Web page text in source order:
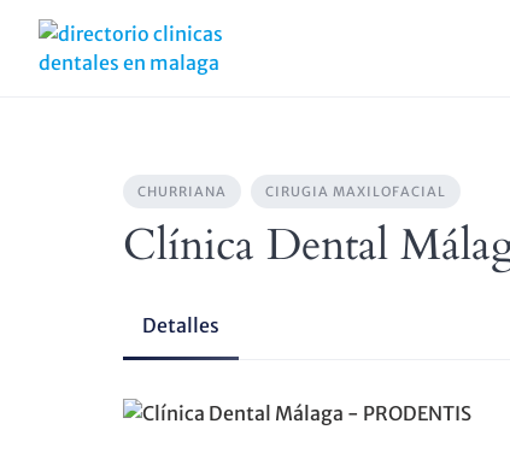
content
CHURRIANA CIRUGIA MAXILOFACIAL
Clínica Dental
Detalles